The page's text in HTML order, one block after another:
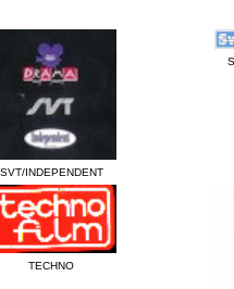
SVT/INDEPENDENT
TECHNO